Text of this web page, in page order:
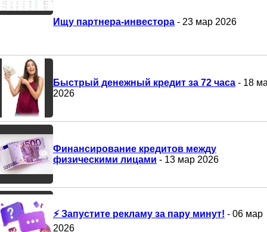
Ищу партнера-инвестора - 23 мар 2026
Быстрый денежный кредит за 72 часа - 18
2026
Финансирование кредитов между
физическими лицами - 13 мар 2026
⚡ Запустите рекламу за пару минут! - 06 мар
2026